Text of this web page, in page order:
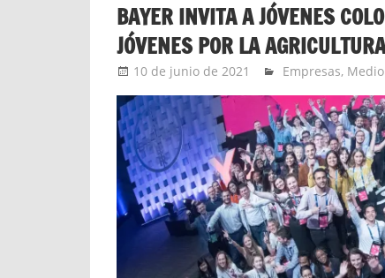
BAYER INVITA A JÓVENES
JÓVENES POR LA
10 de junio de 2021 Ernesto Herrera
Empresas,